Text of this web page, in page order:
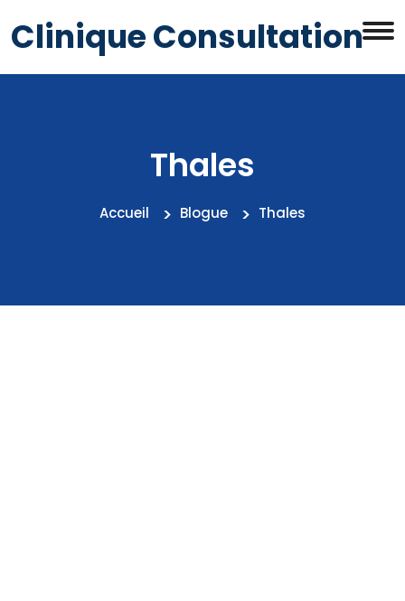
Clinique Consultation
Thales
Accueil Blogue Thales